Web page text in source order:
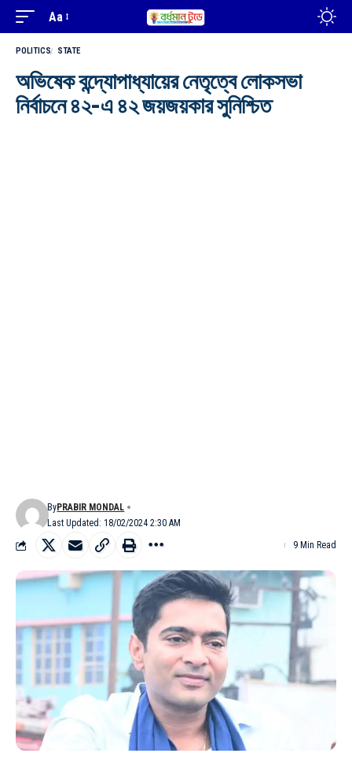
Aa
POLITICS STATE
অভিষেক বন্দ্যোপাধ্যায়ের নেতৃত্বে লোকসভা
নির্বাচনে ৪২-এ ৪২ জয়জয়কার সুনিশ্চিত
Last Updated: 18/02/2024 2:30 AM
ByPRABIR MONDAL
9 Min Read